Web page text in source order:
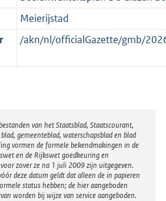
Meierijstad
/akn/nl/officialGazette/gmb/
van het Staatsblad, Staatscourant,
gemeenteblad, waterschapsblad en blad
vormen de formele bekendmakingen in de
en de Rijkswet goedkeuring en
zover ze na 1 juli 2009 zijn uitgegeven.
deze datum geldt dat alleen de in papieren
status hebben; de hier aangeboden
worden bij wijze van service aangeboden.